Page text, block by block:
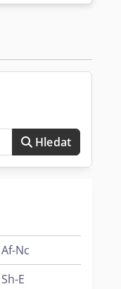
výška
dokument
Hledat
Nc
E